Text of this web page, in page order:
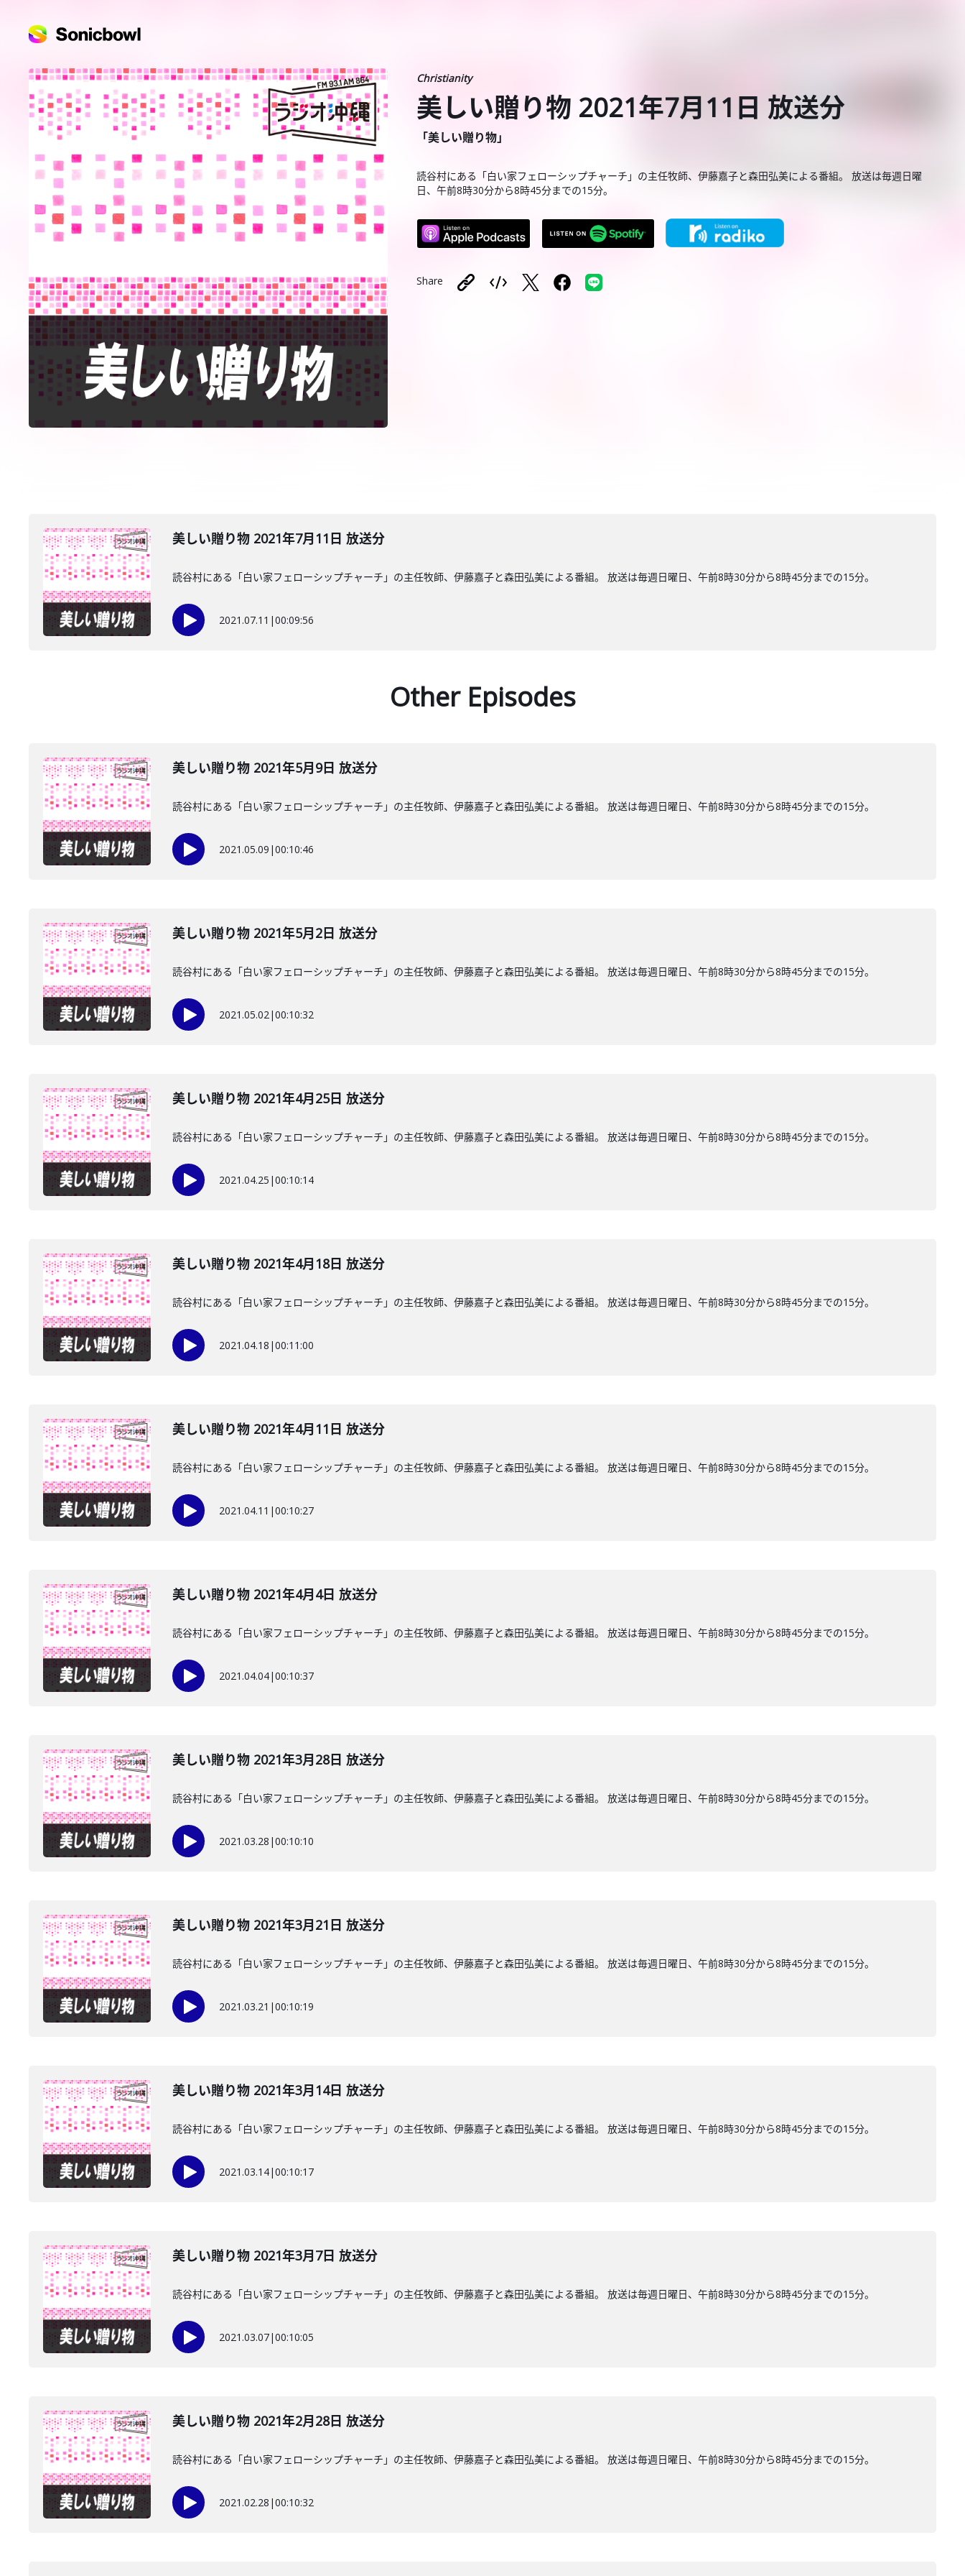
Christianity
美しい贈り物 2021年7月11日 放送分
「美しい贈り物」
読谷村にある「白い家フェローシップチャーチ」の主任牧師、伊藤嘉子と森田弘美による番組。 放送は毎週日曜
日、午前8時30分から8時45分までの15分。
Share
美しい贈り物 2021年7月11日 放送分
読谷村にある「白い家フェローシップチャーチ」の主任牧師、伊藤嘉子と森田弘美による番組。 放送は毎週日曜日、午前8時30分から8時45分までの15分。
2021.07.11 |00:09:56
Other Episodes
美しい贈り物 2021年5月9日 放送分
読谷村にある「白い家フェローシップチャーチ」の主任牧師、伊藤嘉子と森田弘美による番組。 放送は毎週日曜日、午前8時30分から8時45分までの15分。
2021.05.09 |00:10:46
美しい贈り物 2021年5月2日 放送分
読谷村にある「白い家フェローシップチャーチ」の主任牧師、伊藤嘉子と森田弘美による番組。 放送は毎週日曜日、午前8時30分から8時45分までの15分。
2021.05.02|00:10:32
美しい贈り物 2021年4月25日 放送分
読谷村にある「白い家フェローシップチャーチ」の主任牧師、伊藤嘉子と森田弘美による番組。 放送は毎週日曜日、午前8時30分から8時45分までの15分。
2021.04.25 |00:10:14
美しい贈り物 2021年4月18日 放送分
読谷村にある「白い家フェローシップチャーチ」の主任牧師、伊藤嘉子と森田弘美による番組。 放送は毎週日曜日、午前8時30分から8時45分までの15分。
2021.04.18 |00:11:00
美しい贈り物 2021年4月11日 放送分
読谷村にある「白い家フェローシップチャーチ」の主任牧師、伊藤嘉子と森田弘美による番組。 放送は毎週日曜日、午前8時30分から8時45分までの15分。
2021.04.11 |00:10:27
美しい贈り物 2021年4月4日 放送分
読谷村にある「白い家フェローシップチャーチ」の主任牧師、伊藤嘉子と森田弘美による番組。 放送は毎週日曜日、午前8時30分から8時45分までの15分。
2021.04.04|00:10:37
美しい贈り物 2021年3月28日 放送分
読谷村にある「白い家フェローシップチャーチ」の主任牧師、伊藤嘉子と森田弘美による番組。 放送は毎週日曜日、午前8時30分から8時45分までの15分。
2021.03.28 |00:10:10
美しい贈り物 2021年3月21日 放送分
読谷村にある「白い家フェローシップチャーチ」の主任牧師、伊藤嘉子と森田弘美による番組。 放送は毎週日曜日、午前8時30分から8時45分までの15分。
2021.03.21 |00:10:19
美しい贈り物 2021年3月14日 放送分
読谷村にある「白い家フェローシップチャーチ」の主任牧師、伊藤嘉子と森田弘美による番組。 放送は毎週日曜日、午前8時30分から8時45分までの15分。
2021.03.14|00:10:17
美しい贈り物 2021年3月7日 放送分
読谷村にある「白い家フェローシップチャーチ」の主任牧師、伊藤嘉子と森田弘美による番組。 放送は毎週日曜日、午前8時30分から8時45分までの15分。
2021.03.07|00:10:05
美しい贈り物 2021年2月28日 放送分
読谷村にある「白い家フェローシップチャーチ」の主任牧師、伊藤嘉子と森田弘美による番組。 放送は毎週日曜日、午前8時30分から8時45分までの15分。
2021.02.28 |00:10:32